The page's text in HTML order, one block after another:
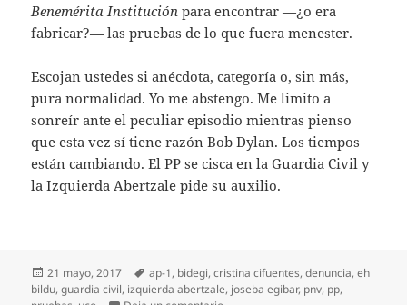
Benemérita Institución para encontrar —¿o era
fabricar?— las pruebas de lo que fuera menester.
Escojan ustedes si anécdota, categoría o, sin más,
pura normalidad. Yo me abstengo. Me limito a
sonreír ante el peculiar episodio mientras pienso
que esta vez sí tiene razón Bob Dylan. Los tiempos
están cambiando. El PP se cisca en la Guardia Civil y
la Izquierda Abertzale pide su auxilio.
Publicado
el
21 mayo, 2017 Etiquetas
ap-1, bidegi,cristina cifuentes,denuncia,eh
bildu,guardia civil, izquierda abertzale, joseba egibar, pnv, pp,